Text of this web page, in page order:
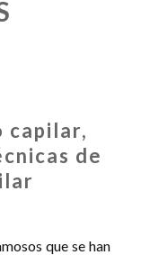
capilar,
de
que se han